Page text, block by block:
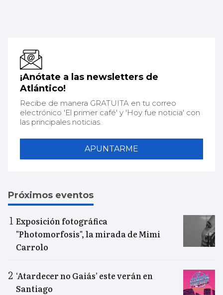
¡Anótate a las newsletters de
Atlántico!
Recibe de manera GRATUITA en tu correo
electrónico 'El primer café' y 'Hoy fue noticia' con
las principales noticias.
APUNTARME
Próximos eventos
Exposición fotográfica
"Photomorfosis", la mirada de Mimi
Carrolo
‘Atardecer no Gaiás’ este verán en
Santiago